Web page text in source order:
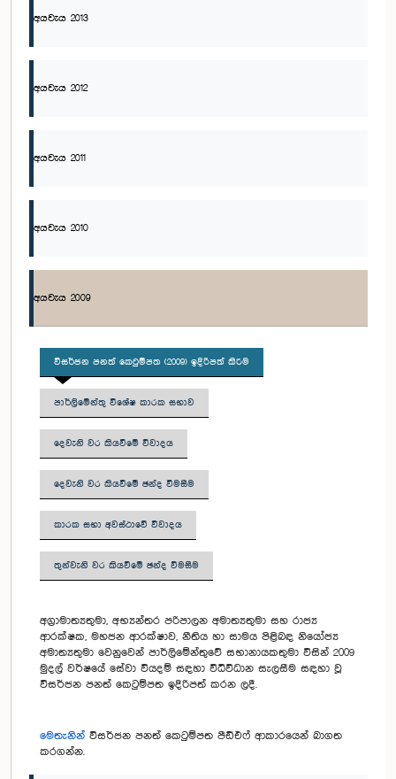
අයවැය 2013
අයවැය 2012
අයවැය 2011
අයවැය 2010
අයවැය 2009
විසර්ජන පනත් කෙටුම්පත (2009) ඉදිරිපත් කිරීම
පාර්ලිමේන්තු විශේෂ කාරක සභාව
දෙවැනි වර කියවීමේ විවාදය
දෙවැනි වර කියවීමේ ඡන්ද විමසීම
කාරක සභා අවස්ථාවේ විවාදය
තුන්වැනි වර කියවීමේ ඡන්ද විමසීම
අග්‍රාමාත්‍යතුමා, අභ්‍යන්තර පරිපාලන අමාත්‍යතුමා සහ රාජ්‍ය
ආරක්ෂක, මහජන ආරක්ෂාව, නීතිය හා සාමය පිළිබඳ නියෝජ්‍ය
අමාත්‍යතුමා වෙනුවෙන් පාර්ලිමේන්තුවේ සභානායකතුමා විසින් 2009
මුදල් වර්ෂයේ සේවා වියදම් සඳහා විධිවිධාන සැලසීම සඳහා වූ
විසර්ජන පනත් කෙටුම්පත ඉදිරිපත් කරන ලදී.
මෙතැනින් විසර්ජන පනත් කෙටුම්පත පීඩීඑෆ් ආකාරයෙන් බාගත
කරගන්න.